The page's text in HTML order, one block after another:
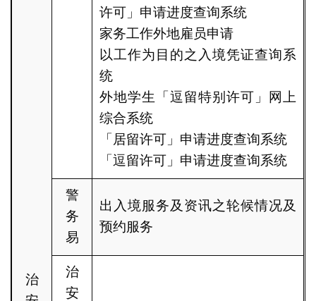
治
许可」申请进度查询系统
家务工作外地雇员申请
以工作为目的之入境凭证查询系
统
外地学生「逗留特别许可」网上
综合系统
「居留许可」申请进度查询系统
「逗留许可」申请进度查询系统
警
务
易
出入境服务及资讯之轮候情况及
预约服务
治
安